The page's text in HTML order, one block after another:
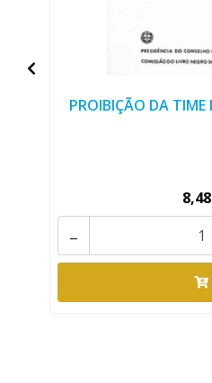
PROIBIÇÃO DA TIME
-